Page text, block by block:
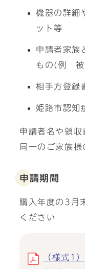
機器の詳細
ット等
申請者家族
もの(例 被
相手方登録
姫路市認知
申請者名や領
同一のご家族様
申請期間
購入年度の3月
ください
（様式1